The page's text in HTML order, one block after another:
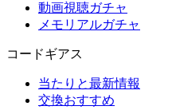
動画視聴ガチャ
メモリアルガチャ
コードギアス
当たりと最新情報
交換おすすめ